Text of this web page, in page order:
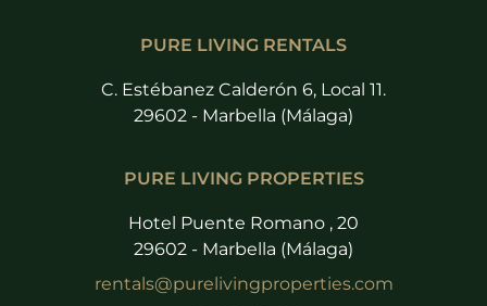
PURE LIVING RENTALS
C. Estébanez Calderón 6, Local 11.
29602 - Marbella (Málaga)
PURE LIVING PROPERTIES
Hotel Puente Romano , 20
29602 - Marbella (Málaga)
rentals@purelivingproperties.com